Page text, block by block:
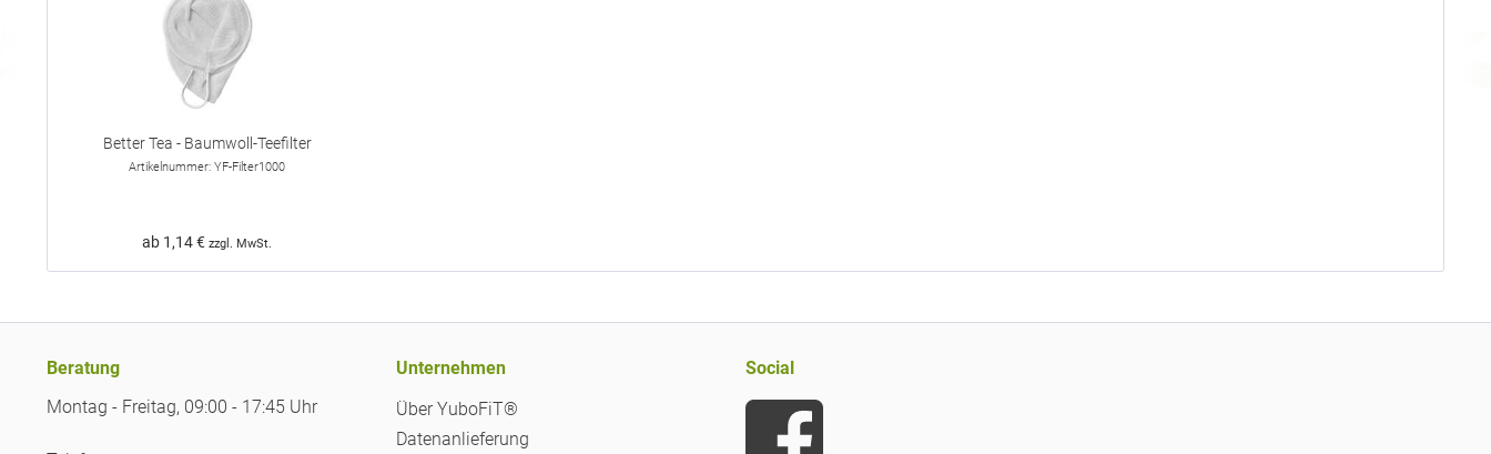
Better Tea - Baumwoll-Teefilter
Artikelnummer: YF-Filter1000
ab 1,14 €zzgl. MwSt.
Beratung
Montag - Freitag, 09:00 - 17:45 Uhr
Unternehmen
Über YuboFiT®
Datenanlieferung
Social